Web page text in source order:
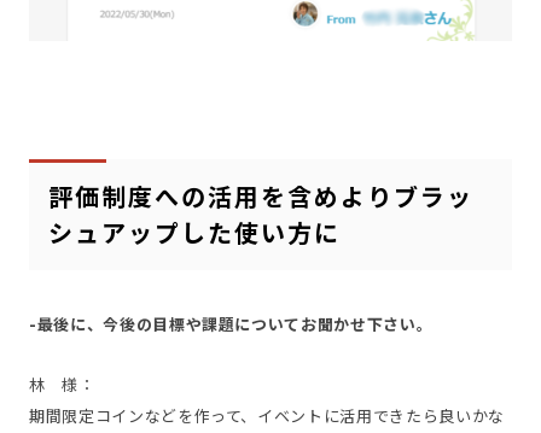
評価制度への活用を含めよりブラッ
シュアップした使い方に
-最後に、今後の目標や課題についてお聞かせ下さい。
林 様：
期間限定コインなどを作って、イベントに活用できたら良いかな